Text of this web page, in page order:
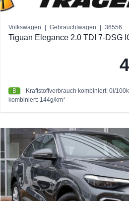
Volkswagen Gebrauchtwagen 36556
Tiguan Elegance 2.0 TDI 7-DSG
B
Kraftstoffverbrauch kombiniert: 0l/
kombiniert: 144g/km*